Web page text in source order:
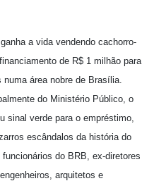
a vida vendendo cachorro-
de R$ 1 milhão para
numa área nobre de Brasília.
do Ministério Público, o
sinal verde para o empréstimo,
escândalos da história do
do BRB, ex-diretores
arquitetos e